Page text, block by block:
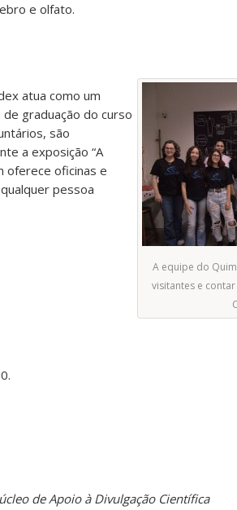
e olfato.
A equipe do
visitantes e
atua como um
graduação do curso
são
a exposição “A
oferece oficinas e
pessoa
de Apoio à Divulgação Científica